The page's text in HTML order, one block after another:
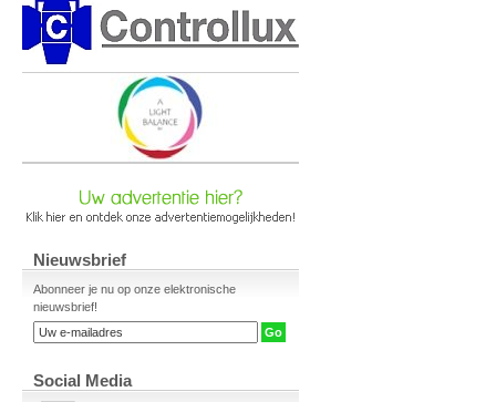
Nieuwsbrief
Abonneer je nu op onze elektronische
nieuwsbrief!
Social Media